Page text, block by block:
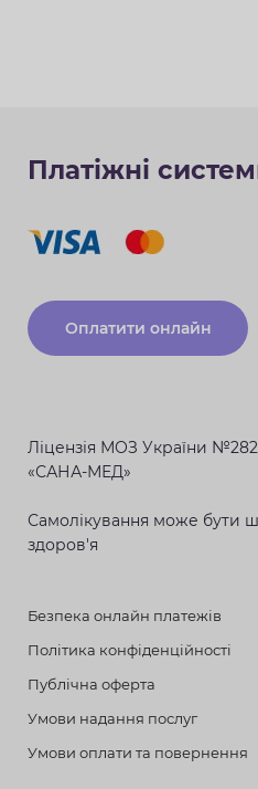
Платіжні
Оплатити онлайн
Ліцензія МОЗ України
«САНА-МЕД»
Самолікування може бути
здоров'я
Безпека онлайн платежів
Політика конфіденційності
Публічна оферта
Умови надання послуг
Умови оплати та повернення